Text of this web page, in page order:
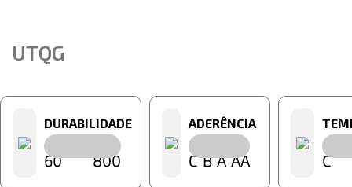
UTQG
DURABILIDADE
60 800
ADERÊNCIA
C B A AA C